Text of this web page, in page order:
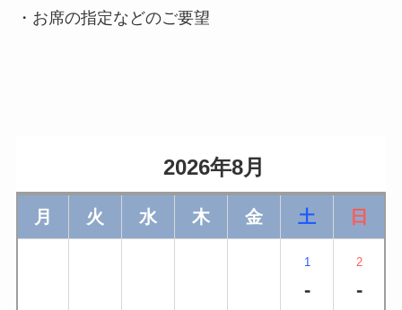
・お席の指定などのご要望
                    2026年8月
月 火 水 木 金 土 日
1
-
2
-